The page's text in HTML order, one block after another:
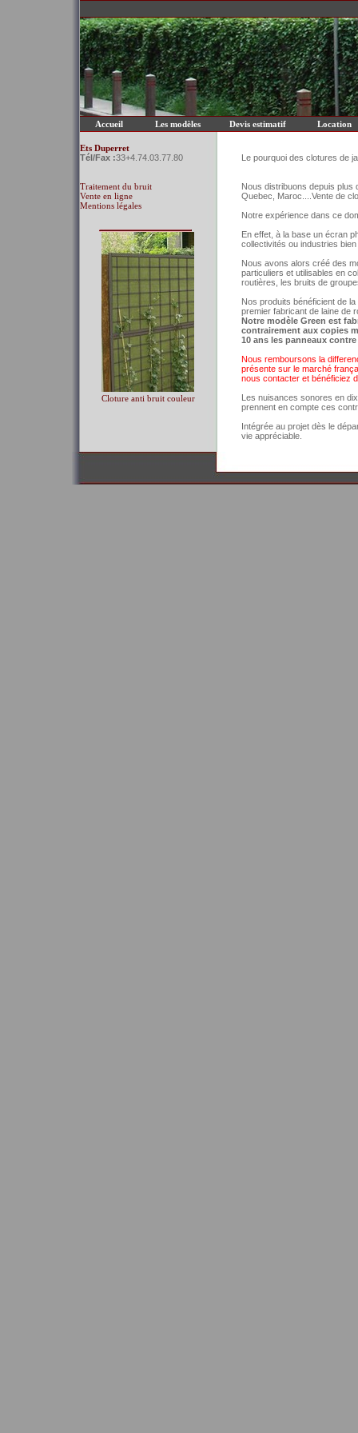
Ets Duperret
Tél/Fax :33+4.74.03.77.80
Traitement du bruit
Vente en ligne
Mentions légales
Cloture anti bruit couleur
Accueil Les modèles Devis estimatif Location
Le pourquoi des clotures de
Nous distribuons depuis plus
Quebec, Maroc....Vente de
Notre expérience dans ce
En effet, à la base un écran
collectivités ou industries
Nous avons alors créé des
particuliers et utilisables en
routières, les bruits de
Nos produits bénéficient de
premier fabricant de laine de
Notre modèle Green est
contrairement aux copies
10 ans les panneaux
Nous remboursons la
présente sur le marché
nous contacter et bénéficiez
Les nuisances sonores en
prennent en compte ces
Intégrée au projet dès le
vie appréciable.
devenir propriétaire.
Plus aucun budget n'est